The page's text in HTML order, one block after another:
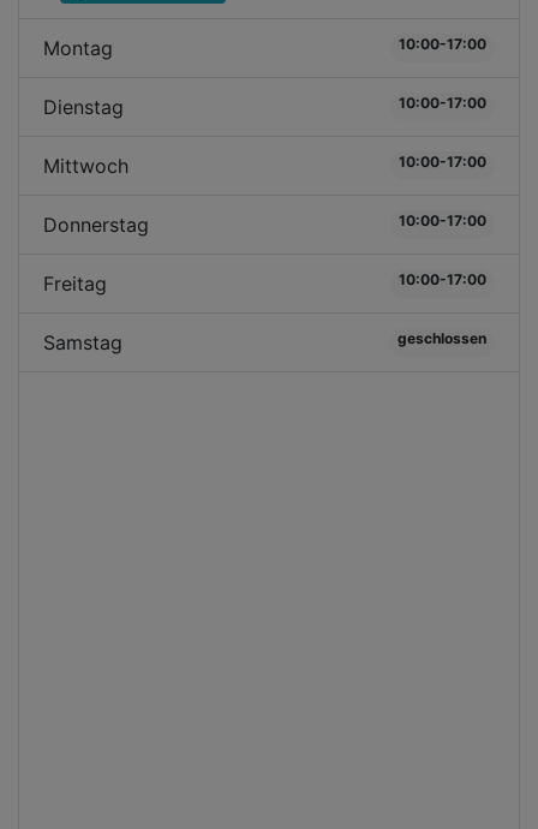
Montag 10:00-17:00
Dienstag 10:00-17:00
Mittwoch 10:00-17:00
Donnerstag 10:00-17:00
Freitag 10:00-17:00
Samstag geschlossen